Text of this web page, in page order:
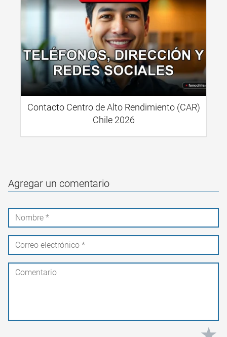
Contacto Centro de Alto Rendimiento (CAR)
Chile 2026
Agregar un comentario